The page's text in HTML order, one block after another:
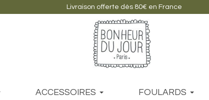
Livraison offerte dès 80€ en France
ACCESSOIRES FOULARDS